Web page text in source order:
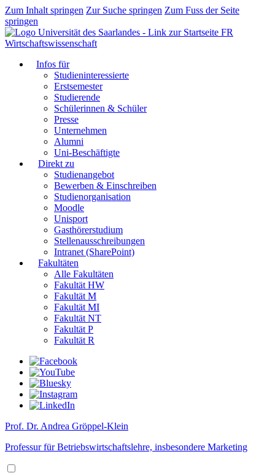
Zum Inhalt springen Zur Suche springen Zum Fuss der Seite
springen
FR
Wirtschaftswissenschaft
Infos für
Studieninteressierte
Erstsemester
Studierende
Schülerinnen & Schüler
Presse
Unternehmen
Alumni
Uni-Beschäftigte
Direkt zu
Studienangebot
Bewerben & Einschreiben
Studienorganisation
Moodle
Unisport
Gasthörerstudium
Stellenausschreibungen
Intranet (SharePoint)
Fakultäten
Alle Fakultäten
Fakultät HW
Fakultät M
Fakultät MI
Fakultät NT
Fakultät P
Fakultät R
Prof. Dr. Andrea Gröppel-Klein
Professur für Betriebswirtschaftslehre, insbesondere Marketing